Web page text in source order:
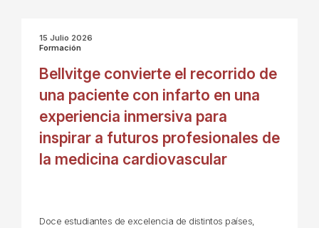
15 Julio 2026
Formación
Bellvitge convierte el recorrido de
una paciente con infarto en una
experiencia inmersiva para
inspirar a futuros profesionales de
la medicina cardiovascular
Doce estudiantes de excelencia de distintos países,